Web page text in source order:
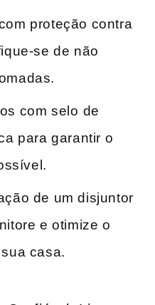
proteção contra
se de não
com selo⁣ de
para garantir o
de um​ disjuntor
e otimize o
casa.